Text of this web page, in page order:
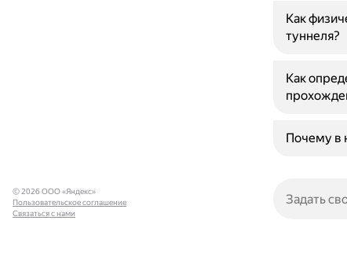
Как
туннеля?
Как
Почему в
© 2026 ООО «Яндекс»
Пользовательское соглашение
Связаться с нами